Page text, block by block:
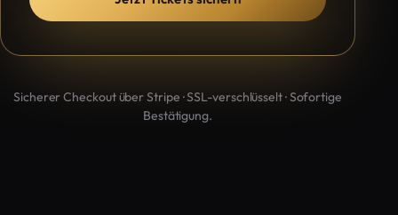
Sicherer Checkout über Stripe · SSL-verschlüsselt · Sofortige
Bestätigung.